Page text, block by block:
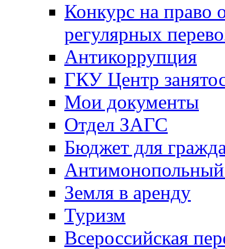
Конкурс на право
регулярных
Антикоррупция
ГКУ Центр
Мои документы
Отдел ЗАГС
Бюджет для
Антимонопольный
Земля в аренду
Туризм
Всероссийская